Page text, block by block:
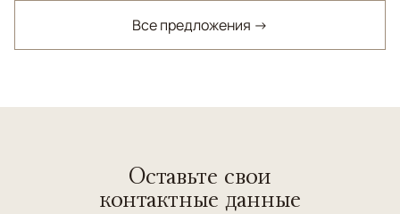
Все предложения →
Оставьте свои
контактные данные